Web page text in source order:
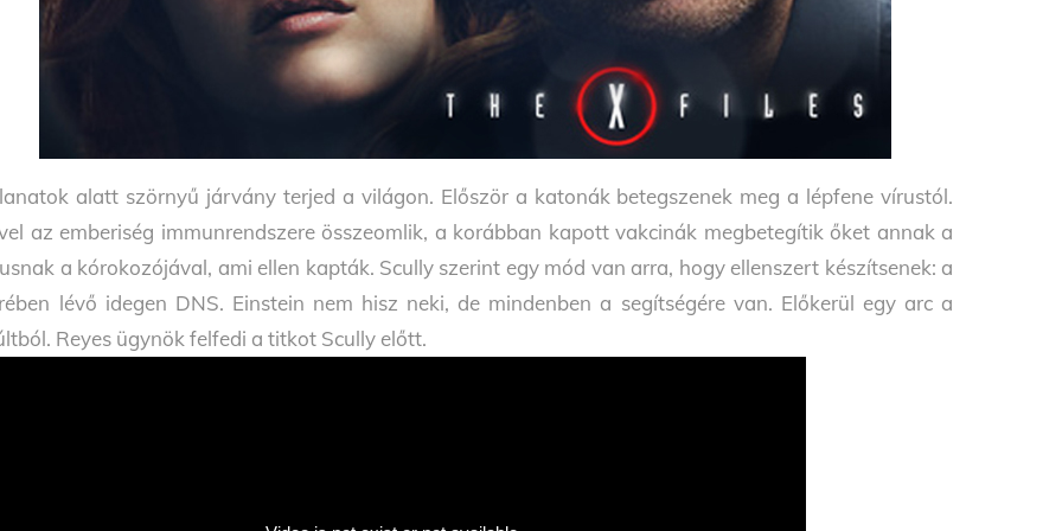
alatt szörnyű járvány terjed a világon. Először a katonák betegszenek meg a lépfene vírustól.
az emberiség immunrendszere összeomlik, a korábban kapott vakcinák megbetegítik őket annak a
a kórokozójával, ami ellen kapták. Scully szerint egy mód van arra, hogy ellenszert készítsenek: a
lévő idegen DNS. Einstein nem hisz neki, de mindenben a segítségére van. Előkerül egy arc a
Reyes ügynök felfedi a titkot Scully előtt.